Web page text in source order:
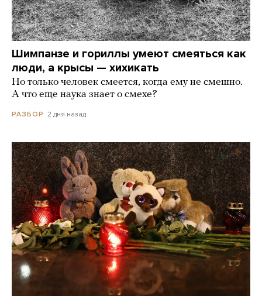
Шимпанзе и гориллы умеют смеяться как
люди, а крысы — хихикать
Но только человек смеется, когда ему не смешно.
А что еще наука знает о смехе?
РАЗБОР 2 дня назад